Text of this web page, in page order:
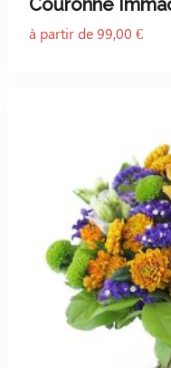
Couronne
à partir de 99,00 €